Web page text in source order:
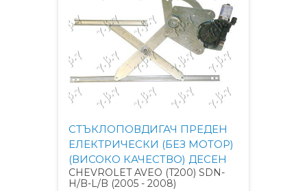
СТЪКЛОПОВДИГАЧ ПРЕДЕН
ЕЛЕКТРИЧЕСКИ (БЕЗ МОТОР)
(ВИСОКО КАЧЕСТВО) ДЕСЕН
CHEVROLET AVEO (T200) SDN-
H/B-L/B (2005 - 2008)